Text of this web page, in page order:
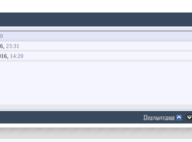
23:31
14:20
Предыдущая